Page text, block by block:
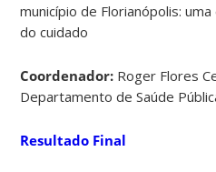
município de Florianópolis:
do cuidado
Coordenador: Roger Flores
Departamento de Saúde
Resultado Final